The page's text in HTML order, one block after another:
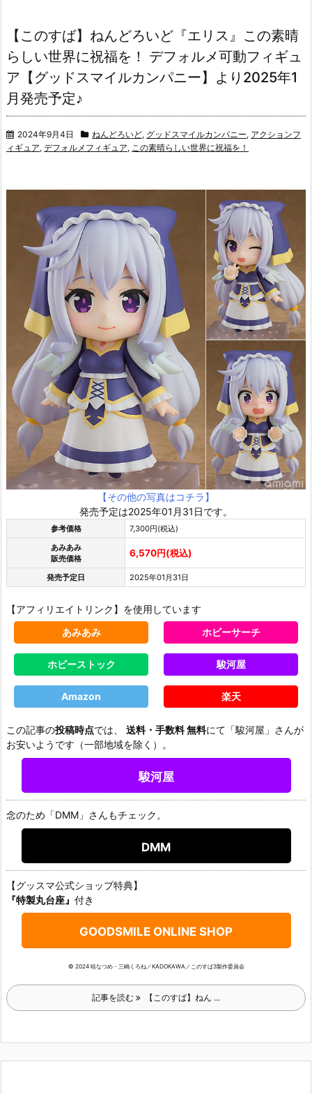
【このすば】ねんどろいど『エリス』この素晴
らしい世界に祝福を！ デフォルメ可動フィギュ
ア【グッドスマイルカンパニー】より2025年1
月発売予定♪
2024年9月4日 ねんどろいど, グッドスマイルカンパニー, アクションフ
ィギュア, デフォルメフィギュア, この素晴らしい世界に祝福を！
【その他の写真はコチラ】
発売予定は2025年01月31日です。
参考価格
7,300円(税込)
あみあみ
販売価格
6,570円(税込)
発売予定日 2025年01月31日
【アフィリエイトリンク】を使用しています
あみあみ
ホビーサーチ
ホビーストック 駿河屋
Amazon 楽天
この記事の投稿時点では、 送料・手数料 無料にて「駿河屋」さんが
お安いようです（一部地域を除く）。
駿河屋
念のため「DMM」さんもチェック。
DMM
【グッスマ公式ショップ特典】
『特製丸台座』 付き
GOODSMILE ONLINE SHOP
© 2024 暁なつめ・三嶋くろね／KADOKAWA／このすば3製作委員会
記事を読む 【このすば】ねん ...